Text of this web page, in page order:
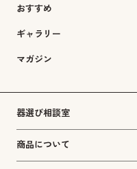
おすすめ
ギャラリー
マガジン
器選び相談室
商品について